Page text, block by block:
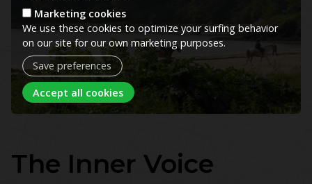
Marketing cookies
We use these cookies to optimize your surfing behavior
on our site for our own marketing purposes.
Save preferences
Accept all cookies Withdraw consent
The Inner Voice